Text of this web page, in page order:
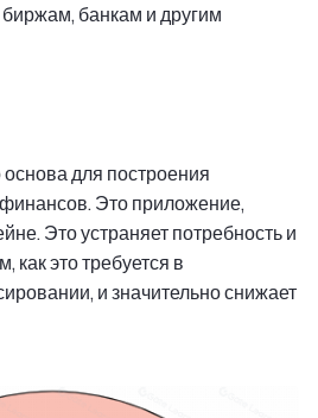
банкам и другим
для построения
Это приложение,
Это устраняет потребность и
как это требуется в
и значительно снижает